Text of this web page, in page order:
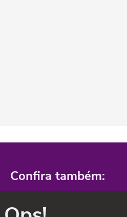
Confira também: